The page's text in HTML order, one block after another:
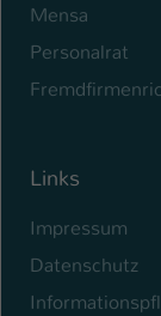
Mensa
Personalrat
Links
Impressum
Datenschutz